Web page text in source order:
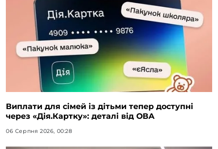
Виплати для сімей із дітьми тепер доступні
через «Дія.Картку»: деталі від ОВА
06 Серпня 2026, 00:28